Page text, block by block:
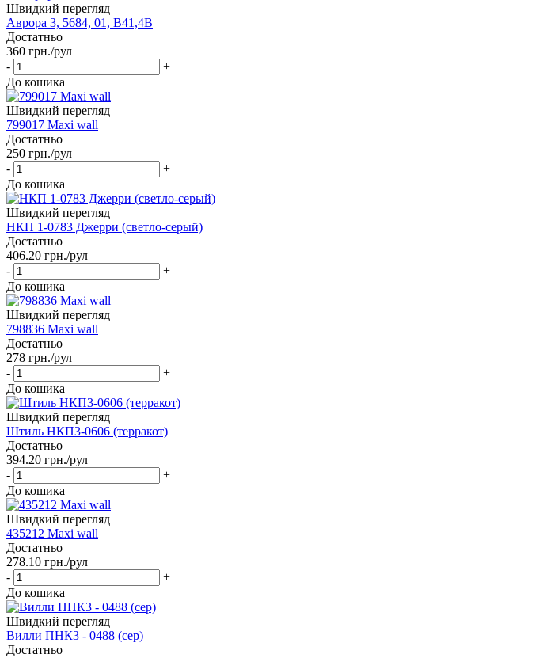
Швидкий перегляд
Аврора 3, 5684, 01, В41,4В
Достатньо
360 грн./рул
-
+
До кошика
Швидкий перегляд
799017 Maxi wall
Достатньо
250 грн./рул
-
+
До кошика
Швидкий перегляд
НКП 1-0783 Джерри (светло-серый)
Достатньо
406.20 грн./рул
-
+
До кошика
Швидкий перегляд
798836 Maxi wall
Достатньо
278 грн./рул
-
+
До кошика
Швидкий перегляд
Штиль НКП3-0606 (терракот)
Достатньо
394.20 грн./рул
-
+
До кошика
Швидкий перегляд
435212 Maxi wall
Достатньо
278.10 грн./рул
-
+
До кошика
Швидкий перегляд
Вилли ПНК3 - 0488 (сер)
Достатньо